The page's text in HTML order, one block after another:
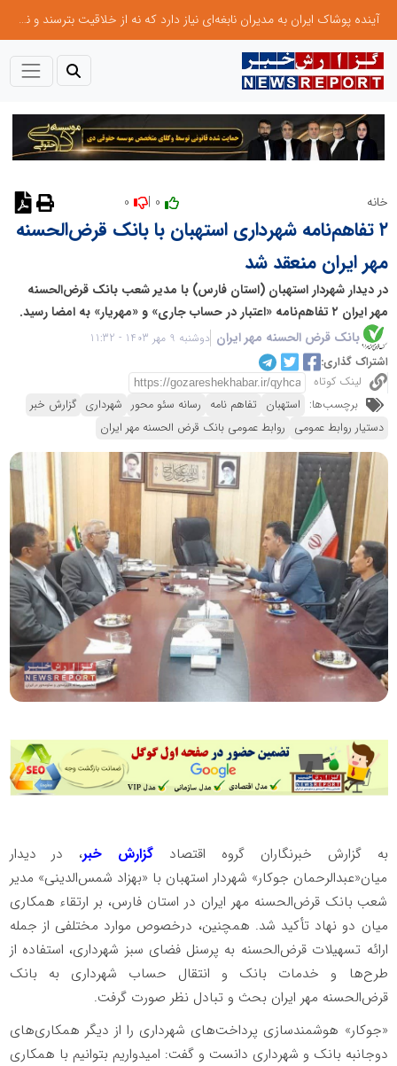
آینده پوشاک ایران به مدیران نابغه‌ای نیاز دارد که نه از خلاقیت بترسند و نه بروکراسی
خانه
۲ تفاهم‌نامه شهرداری استهبان با بانک قرض‌الحسنه
مهر ایران منعقد شد
در دیدار شهردار استهبان (استان فارس) با مدیر شعب بانک قرض‌الحسنه
مهر ایران ۲ تفاهم‌نامه «اعتبار در حساب جاری» و «مهریار» به امضا رسید.
بانک قرض الحسنه مهر ایران دوشنبه 9 مهر 1403 - 11:32
اشتراک گذاری:
لینک کوتاه
برچسب‌ها: استهبان تفاهم نامه رسانه سئو محور شهرداری گزارش خبر
دستیار روابط عمومی روابط عمومی بانک قرض الحسنه مهر ایران
به گزارش خبرنگاران گروه اقتصاد گزارش خبر، در دیدار
میان«عبدالرحمان جوکار» شهردار استهبان با «بهزاد شمس‌الدینی» مدیر
شعب بانک قرض‌الحسنه مهر ایران در استان فارس، بر ارتقاء همکاری
میان دو نهاد تأکید شد. همچنین، درخصوص موارد مختلفی از جمله
ارائه تسهیلات قرض‌الحسنه به پرسنل فضای سبز شهرداری، استفاده از
طرح‌ها و خدمات بانک و انتقال حساب شهرداری به بانک
قرض‌الحسنه مهر ایران بحث و تبادل نظر صورت گرفت.
«جوکار» هوشمندسازی پرداخت‌های شهرداری را از دیگر همکاری‌های
دوجانبه بانک و شهرداری دانست و گفت: امیدواریم بتوانیم با همکاری